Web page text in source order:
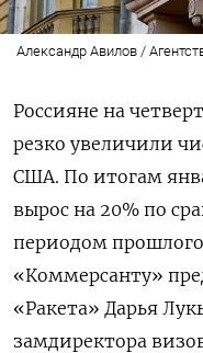
Александр Авилов /
Россияне на
резко увеличили
США. По итогам
вырос на 20% по
периодом прошлого
«Коммерсанту»
«Ракета» Дарья
замдиректора